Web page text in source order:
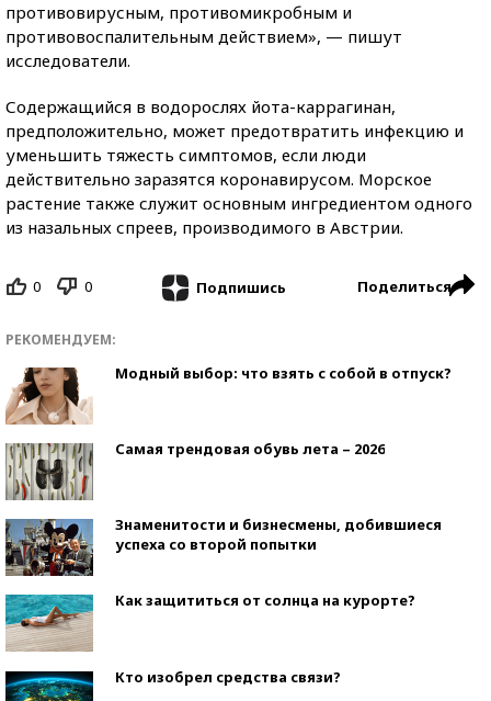
противовирусным, противомикробным и
противовоспалительным действием», — пишут
исследователи.
Содержащийся в водорослях йота-каррагинан,
предположительно, может предотвратить инфекцию и
уменьшить тяжесть симптомов, если люди
действительно заразятся коронавирусом. Морское
растение также служит основным ингредиентом одного
из назальных спреев, производимого в Австрии.
0 0 Подпишись Поделиться
РЕКОМЕНДУЕМ:
Модный выбор: что взять с собой в отпуск?
Самая трендовая обувь лета – 2026
Знаменитости и бизнесмены, добившиеся
успеха со второй попытки
Как защититься от солнца на курорте?
Кто изобрел средства связи?